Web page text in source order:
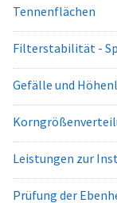
Tennenflächen
Filterstabilität -
Gefälle und
Leistungen zur
Prüfung der